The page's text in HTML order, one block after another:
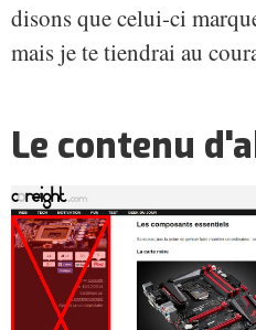
disons que celui-ci
mais je te tiendrai au
Le contenu